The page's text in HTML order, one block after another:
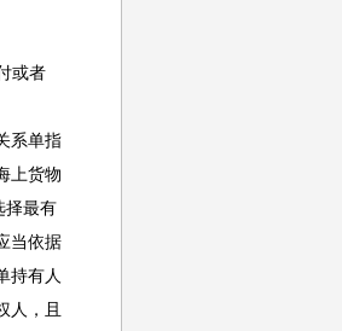
或者
系单指
上货物
择最有
当依据
持有人
人，且